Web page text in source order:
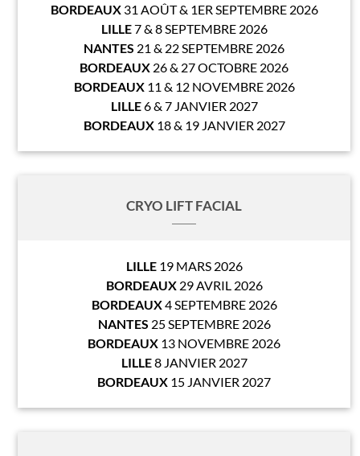
BORDEAUX 31 AOÛT & 1ER SEPTEMBRE 2026
LILLE7 & 8 SEPTEMBRE 2026
NANTES 21 & 22 SEPTEMBRE 2026
BORDEAUX 26 & 27 OCTOBRE 2026
BORDEAUX 11 & 12 NOVEMBRE 2026
LILLE6 & 7 JANVIER 2027
BORDEAUX 18 & 19 JANVIER 2027
CRYO LIFT FACIAL
LILLE 19 MARS 2026
BORDEAUX 29 AVRIL 2026
BORDEAUX4 SEPTEMBRE 2026
NANTES 25 SEPTEMBRE 2026
BORDEAUX 13 NOVEMBRE 2026
LILLE8 JANVIER 2027
BORDEAUX 15 JANVIER 2027